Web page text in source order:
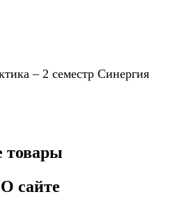
– 2 семестр Синергия
товары
О сайте